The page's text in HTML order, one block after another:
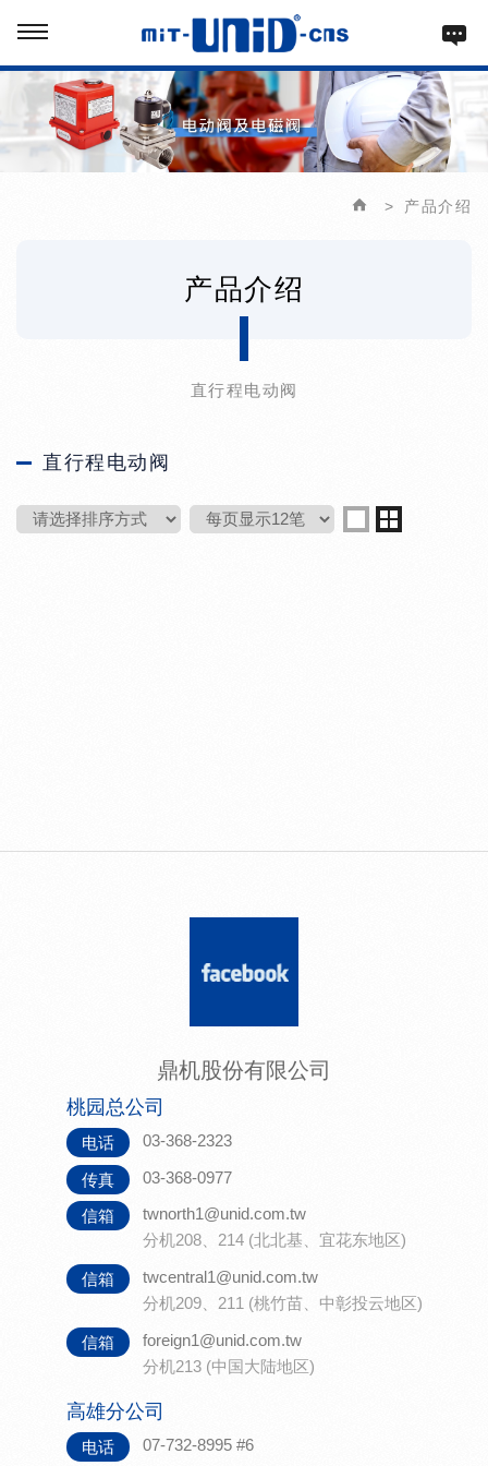
产品介绍
产品介绍
直行程电动阀
直行程电动阀
鼎机股份有限公司
桃园总公司
电话 03-368-2323
传真 03-368-0977
信箱
twnorth1@unid.com.tw
分机208、214 (北北基、宜花东地区)
信箱
twcentral1@unid.com.tw
分机209、211 (桃竹苗、中彰投云地区)
信箱
foreign1@unid.com.tw
分机213 (中国大陆地区)
高雄分公司
电话 07-732-8995 #6